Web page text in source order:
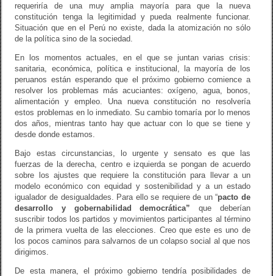
requeriría de una muy amplia mayoría para que la nueva
constitución tenga la legitimidad y pueda realmente funcionar.
Situación que en el Perú no existe, dada la atomización no sólo
de la política sino de la sociedad.
En los momentos actuales, en el que se juntan varias crisis:
sanitaria, económica, política e institucional, la mayoría de los
peruanos están esperando que el próximo gobierno comience a
resolver los problemas más acuciantes: oxígeno, agua, bonos,
alimentación y empleo. Una nueva constitución no resolvería
estos problemas en lo inmediato. Su cambio tomaría por lo menos
dos años, mientras tanto hay que actuar con lo que se tiene y
desde donde estamos.
Bajo estas circunstancias, lo urgente y sensato es que las
fuerzas de la derecha, centro e izquierda se pongan de acuerdo
sobre los ajustes que requiere la constitución para llevar a un
modelo económico con equidad y sostenibilidad y a un estado
igualador de desigualdades. Para ello se requiere de un “pacto de
desarrollo y gobernabilidad democrática” que deberían
suscribir todos los partidos y movimientos participantes al término
de la primera vuelta de las elecciones. Creo que este es uno de
los pocos caminos para salvarnos de un colapso social al que nos
dirigimos.
De esta manera, el próximo gobierno tendría posibilidades de